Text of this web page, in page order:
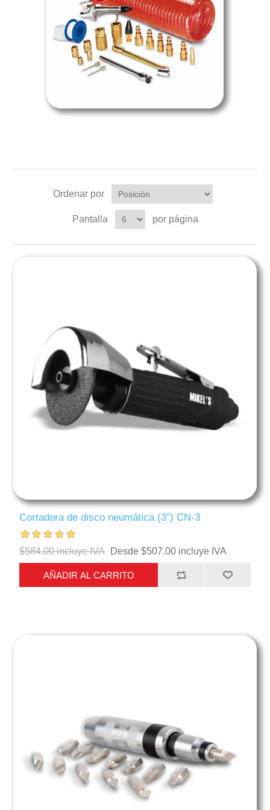
Ordenar por
Pantalla por página
Cortadora de disco neumática (3”) CN-3
$584.00 incluye IVA Desde $507.00 incluye IVA
AÑADIR AL CARRITO